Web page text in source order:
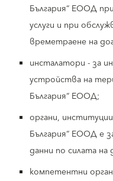
България“ ЕООД
услуги и при
времетраене на
инсталатори - за
устройства на
България“ ЕООД;
органи,
България“ ЕООД е
данни по силата
компетентни